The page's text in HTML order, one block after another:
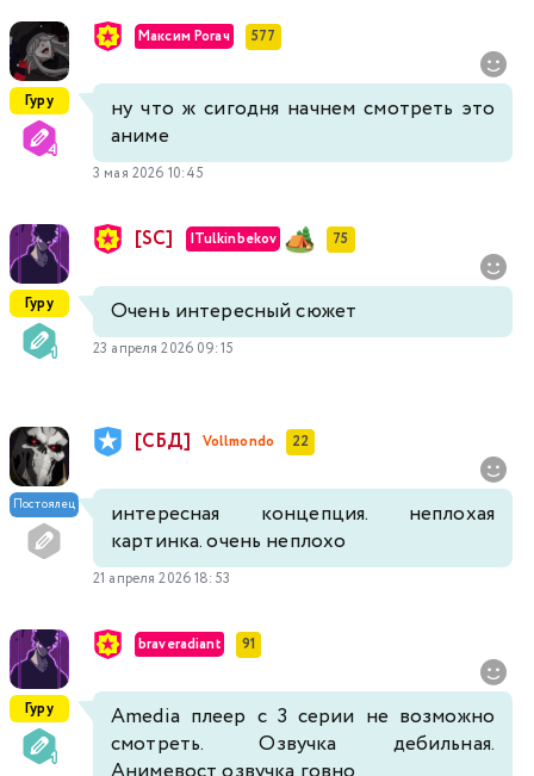
Гуру
Максим Рогач 577
ну что ж сигодня начнем смотреть это
аниме
3 мая 2026 10:45
Гуру
[SC] ITulkinbekov 75
Очень интересный сюжет
23 апреля 2026 09:15
Постоялец
[СБД] Vollmondo 22
интересная концепция. неплохая
картинка. очень неплохо
21 апреля 2026 18:53
Гуру
braveradiant 91
Amedia плеер с 3 серии не возможно
смотреть. Озвучка дебильная.